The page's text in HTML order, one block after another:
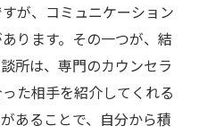
が、コミュニケーション
ります。その一つが、結
所は、専門のカウンセラ
た相手を紹介してくれる
あることで、自分から積